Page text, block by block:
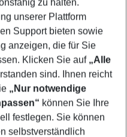
filter
zu halten.
unserer Plattform
Support bieten sowie
anzeigen, die für Sie
Klicken Sie auf „Alle
sind. Ihnen reicht
„Nur notwendige
können Sie Ihre
festlegen. Sie können
selbstverständlich